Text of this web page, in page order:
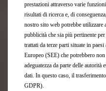
prestazioni attraverso varie
risultati di ricerca e, di
nostro sito web potrebbe utilizzare
pubblicità che sia più pertinente
trattati da terze parti situate in
Europeo (SEE) che potrebbero
adeguatezza da parte delle autorità
dati. In questo caso, il
GDPR).